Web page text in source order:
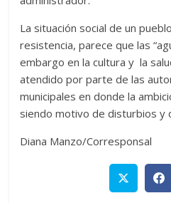
La situación social de un
resistencia, parece que las
embargo en la cultura y la
atendido por parte de las
municipales en donde la
siendo motivo de disturbios y
Diana Manzo/Corresponsal